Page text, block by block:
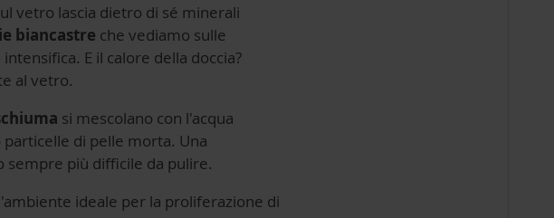
vetro lascia dietro di sé minerali
biancastre che vediamo sulle
E il calore della doccia?
al vetro.
si mescolano con l'acqua
di pelle morta. Una
sempre più difficile da pulire.
ideale per la proliferazione di